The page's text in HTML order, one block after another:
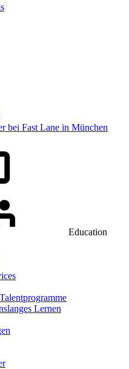
bei Fast Lane in München
Education
Lernen